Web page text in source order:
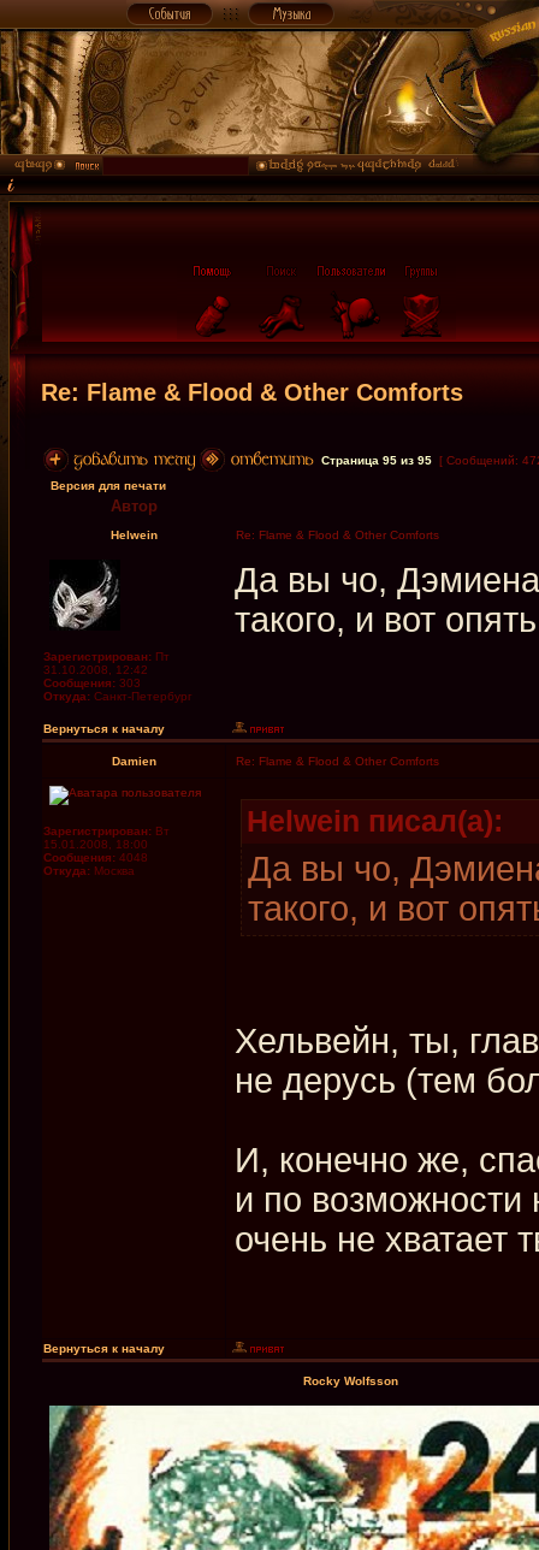
Re: Flame & Flood & Other Comforts
Страница 95 из 95 [ Сообщений:
Версия для печати
Автор
Helwein Re: Flame & Flood & Other Comforts
Зарегистрирован: Пт
31.10.2008, 12:42
Сообщения: 303
Откуда: Санкт-Петербург
Да вы чо,
такого, и вот
Вернуться к началу
Damien Re: Flame & Flood & Other Comforts
Зарегистрирован: Вт
15.01.2008, 18:00
Сообщения: 4048
Откуда: Москва
Helwein писал(а):
Да вы чо,
такого, и вот
Хельвейн, ты,
не дерусь (тем
И, конечно же,
и по
очень не хватает
Вернуться к началу
Rocky Wolfsson